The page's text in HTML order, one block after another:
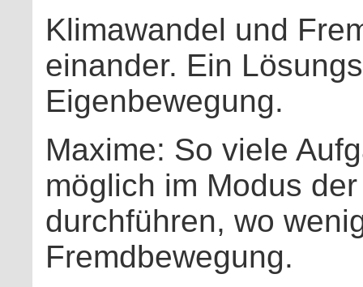
Klimawandel und
einander. Ein
Eigenbewegung.
Maxime: So viele
möglich im Modus
durchführen, wo
Fremdbewegung.